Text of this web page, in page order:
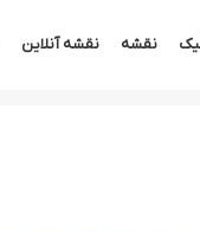
نقشه نقشه آنلاین